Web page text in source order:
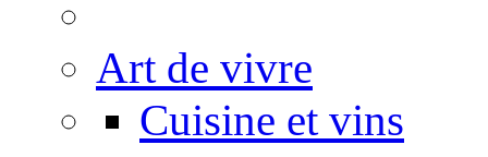
Art de vivre
Cuisine et vins